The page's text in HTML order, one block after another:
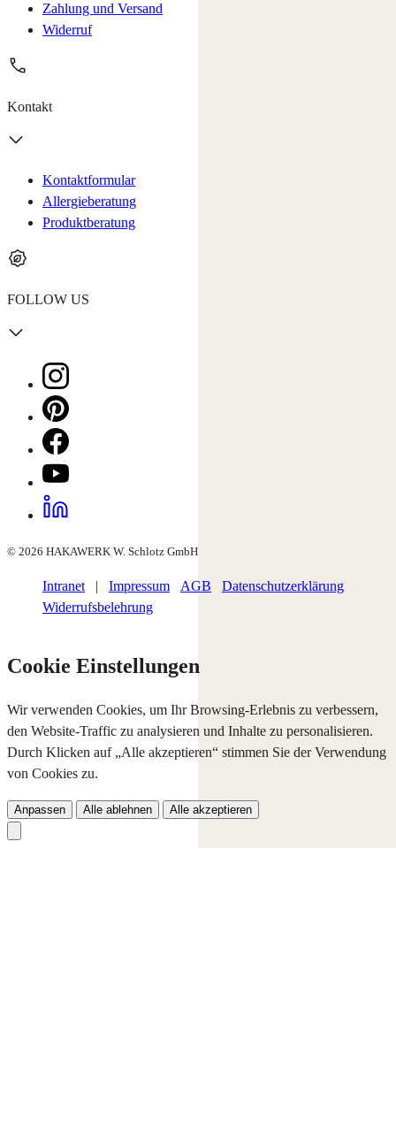
Zahlung und Versand
Widerruf
Kontakt
Kontaktformular
Allergieberatung
Produktberatung
FOLLOW US
© 2026 HAKAWERK W. Schlotz GmbH
Intranet | Impressum AGB
Datenschutzerklärung
Widerrufsbelehrung
Cookie Einstellungen
Wir verwenden Cookies, um Ihr Browsing-Erlebnis zu verbessern,
den Website-Traffic zu analysieren und Inhalte zu personalisieren.
Durch Klicken auf „Alle akzeptieren“ stimmen Sie der Verwendung
von Cookies zu.
Anpassen Alle ablehnen Alle akzeptieren